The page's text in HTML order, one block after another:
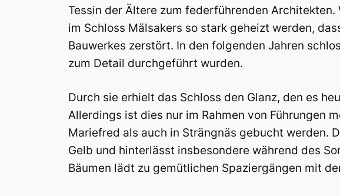
Tessin der Ältere zum federführenden
im Schloss Mälsakers so stark geheizt werden,
Bauwerkes zerstört. In den folgenden Jahren
zum Detail durchgeführt wurden.
Durch sie erhielt das Schloss den Glanz, den es
Allerdings ist dies nur im Rahmen von Führungen
Mariefred als auch in Strängnäs gebucht werden.
Gelb und hinterlässt insbesondere während des
Bäumen lädt zu gemütlichen Spaziergängen mit